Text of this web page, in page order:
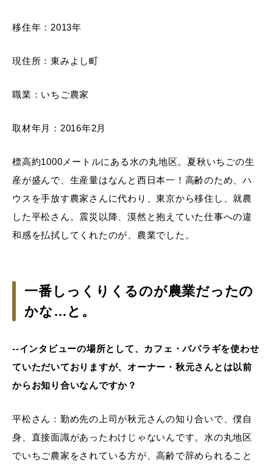
移住年：2013年
現住所：東みよし町
職業：いちご農家
取材年月：2016年2月
標高約1000メートルにある水の丸地区。夏秋いちごの生
産が盛んで、生産量はなんと西日本一！高齢のため、ハ
ウスを手放す農家さんに代わり、東京から移住し、就農
した平松さん。震災以降、漠然と抱えていた仕事への違
和感を払拭してくれたのが、農業でした。
一番しっくりくるのが農業だったの
かな…と。
--インタビューの場所として、カフェ・パパラギを使わせ
ていただいておりますが、オーナー・秋元さんとは以前
からお知り合いなんですか？
平松さん：勤め先の上司が秋元さんの知り合いで、僕自
身、直接面識があったわけじゃないんです。水の丸地区
でいちご農家をされている方が、高齢で辞められること